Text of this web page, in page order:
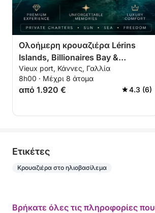
Ολοήμερη κρουαζιέρα Lérins
Islands, Billionaires Bay &
Théoule-sur-Mer
Vieux port, Κάννες, Γαλλία
8h00 · Μέχρι 8 άτομα
από 1.920 € 4.3 (6)
Eτικέτες
Κρουαζιέρα στο ηλιοβασίλεμα
Βρήκατε όλες τις πληροφορίες που